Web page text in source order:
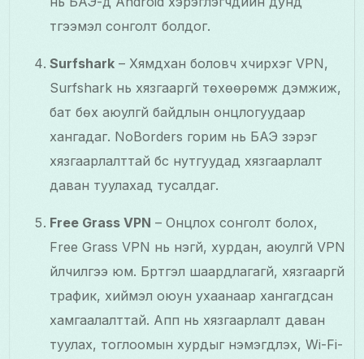
түгээмэл сонголт болдог.
Surfshark – Хямдхан боловч хүчирхэг VPN,
Surfshark нь хязгааргүй төхөөрөмж дэмжиж,
бат бөх аюулгүй байдлын онцлогуудаар
хангадаг. NoBorders горим нь БАЭ зэрэг
хязгаарлалттай бүс нутгуудад хязгаарлалт
даван туулахад тусалдаг.
Free Grass VPN – Онцлох сонголт болох,
Free Grass VPN нь үнэгүй, хурдан, аюулгүй VPN
үйлчилгээ юм. Бүртгэл шаардлагагүй, хязгааргүй
трафик, хиймэл оюун ухаанаар хангагдсан
хамгаалалттай. Апп нь хязгаарлалт даван
туулах, тоглоомын хурдыг нэмэгдүүлэх, Wi-Fi-